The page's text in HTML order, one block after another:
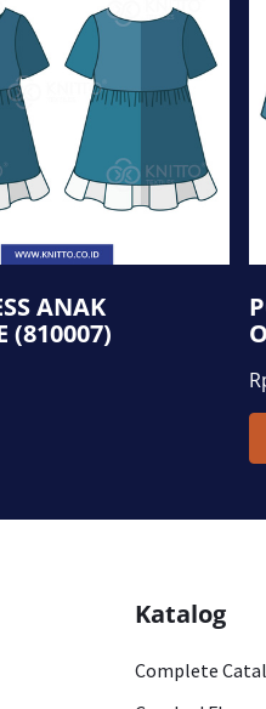
ANAK
(810007)
Katalog
Complete